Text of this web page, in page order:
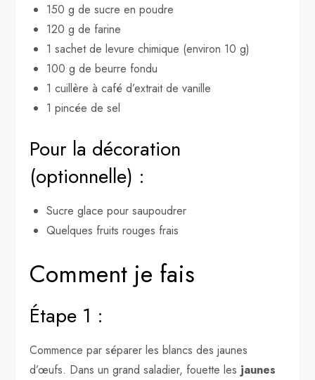
150 g de sucre en poudre
120 g de farine
1 sachet de levure chimique (environ 10 g)
100 g de beurre fondu
1 cuillère à café d’extrait de vanille
1 pincée de sel
Pour la décoration
(optionnelle) :
Sucre glace pour saupoudrer
Quelques fruits rouges frais
Comment je fais
Étape 1 :
Commence par séparer les blancs des jaunes
d’œufs. Dans un grand saladier, fouette les jaunes